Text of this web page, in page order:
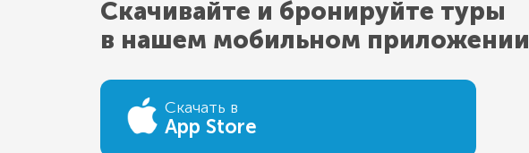
Скачивайте и бронируйте туры
в нашем мобильном приложении
Скачать в
App Store